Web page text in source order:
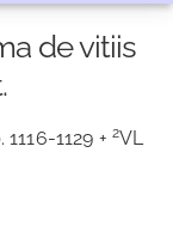
de vitiis
1116-1129 +2VL